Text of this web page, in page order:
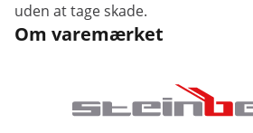
uden at tage skade.
Om varemærket